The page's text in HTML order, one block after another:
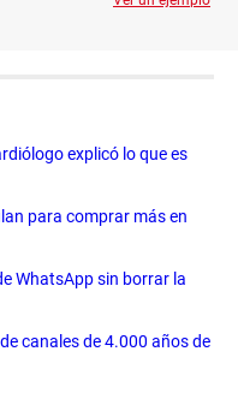
explicó lo que es
para comprar más en
WhatsApp sin borrar la
canales de 4.000 años de